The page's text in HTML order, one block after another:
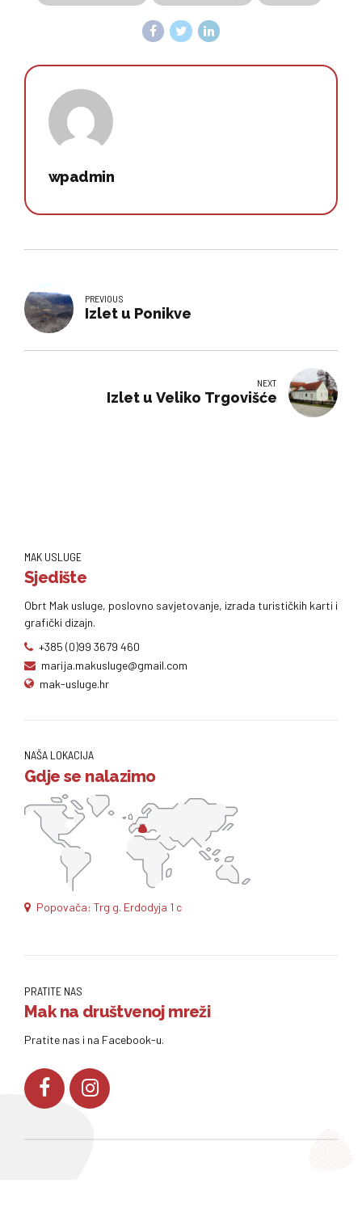
wpadmin
PREVIOUS
Izlet u Ponikve
NEXT
Izlet u Veliko Trgovišće
MAK USLUGE
Sjedište
Obrt Mak usluge, poslovno savjetovanje, izrada turističkih karti i
grafički dizajn.
+385 (0)99 3679 460
marija.makusluge@gmail.com
mak-usluge.hr
NAŠA LOKACIJA
Gdje se nalazimo
Popovača: Trg g. Erdodyja 1 c
PRATITE NAS
Mak na društvenoj mreži
Pratite nas i na Facebook-u.